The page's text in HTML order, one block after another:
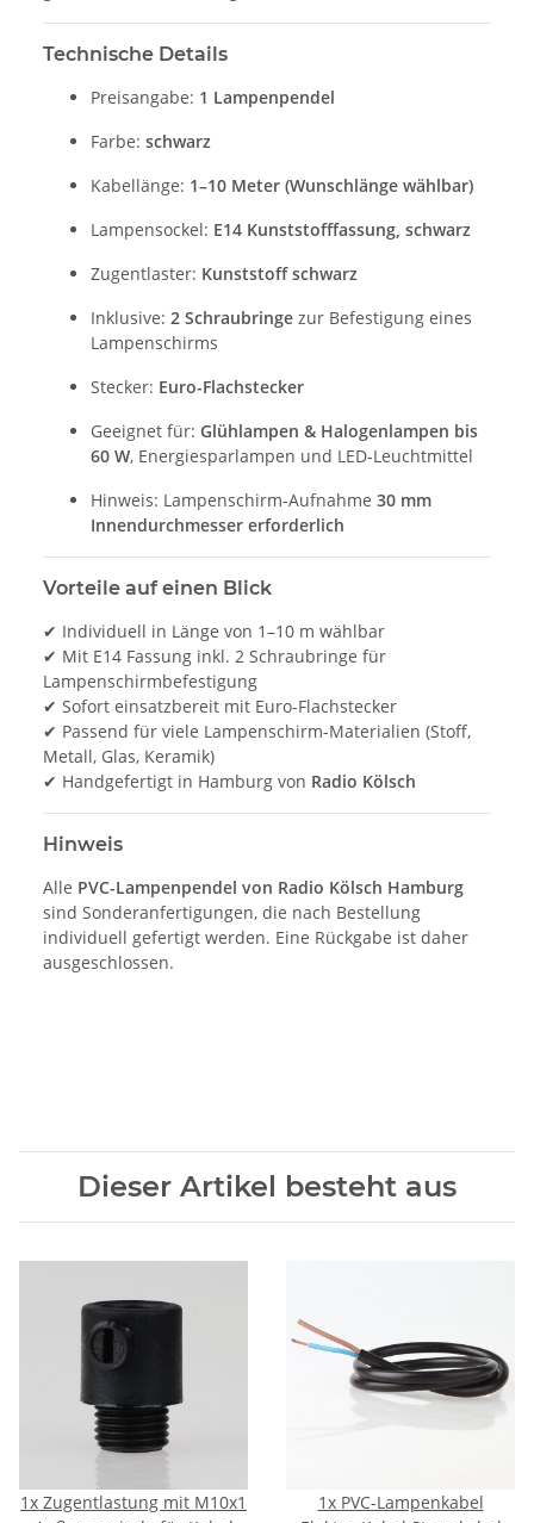
Technische Details
Preisangabe: 1 Lampenpendel
Farbe: schwarz
Kabellänge: 1–10 Meter (Wunschlänge wählbar)
Lampensockel: E14 Kunststofffassung, schwarz
Zugentlaster: Kunststoff schwarz
Inklusive: 2 Schraubringe zur Befestigung eines
Lampenschirms
Stecker: Euro-Flachstecker
Geeignet für: Glühlampen & Halogenlampen bis
60 W, Energiesparlampen und LED-Leuchtmittel
Hinweis: Lampenschirm-Aufnahme 30 mm
Innendurchmesser erforderlich
Vorteile auf einen Blick
✔ Individuell in Länge von 1–10 m wählbar
✔ Mit E14 Fassung inkl. 2 Schraubringe für
Lampenschirmbefestigung
✔ Sofort einsatzbereit mit Euro-Flachstecker
✔ Passend für viele Lampenschirm-Materialien (Stoff,
Metall, Glas, Keramik)
✔ Handgefertigt in Hamburg von Radio Kölsch
Hinweis
Alle PVC-Lampenpendel von Radio Kölsch Hamburg
sind Sonderanfertigungen, die nach Bestellung
individuell gefertigt werden. Eine Rückgabe ist daher
ausgeschlossen.
Dieser Artikel besteht aus
1x Zugentlastung mit M10x1
1x PVC-Lampenkabel